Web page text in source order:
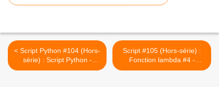
< Script Python #104 (Hors-
série) : Script Python -
Carré parfait #3
Script #105 (Hors-série) :
Fonction lambda #4 -
Convertir un mot en